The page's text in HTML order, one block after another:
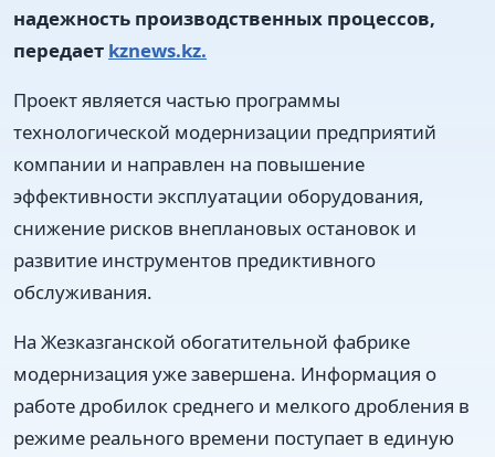
надежность производственных процессов,
передает kznews.kz.
Проект является частью программы
технологической модернизации предприятий
компании и направлен на повышение
эффективности эксплуатации оборудования,
снижение рисков внеплановых остановок и
развитие инструментов предиктивного
обслуживания.
На Жезказганской обогатительной фабрике
модернизация уже завершена. Информация о
работе дробилок среднего и мелкого дробления в
режиме реального времени поступает в единую